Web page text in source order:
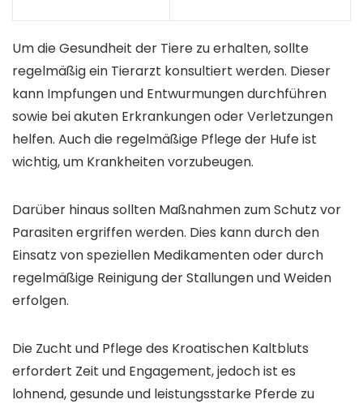
Um die Gesundheit der Tiere zu erhalten, sollte
regelmäßig ein Tierarzt konsultiert werden. Dieser
kann Impfungen und Entwurmungen durchführen
sowie bei akuten Erkrankungen oder Verletzungen
helfen. Auch die regelmäßige Pflege der Hufe ist
wichtig, um Krankheiten vorzubeugen.
Darüber hinaus sollten Maßnahmen zum Schutz vor
Parasiten ergriffen werden. Dies kann durch den
Einsatz von speziellen Medikamenten oder durch
regelmäßige Reinigung der Stallungen und Weiden
erfolgen.
Die Zucht und Pflege des Kroatischen Kaltbluts
erfordert Zeit und Engagement, jedoch ist es
lohnend, gesunde und leistungsstarke Pferde zu